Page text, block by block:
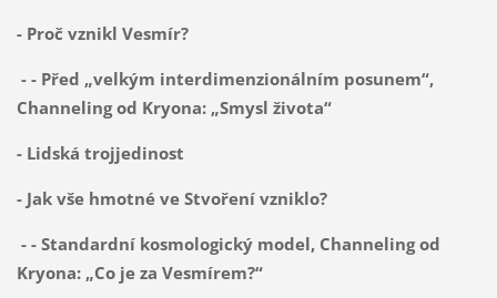
- Proč vznikl Vesmír?
- - Před „velkým interdimenzionálním posunem“,
Channeling od Kryona: „Smysl života“
- Lidská trojjedinost
- Jak vše hmotné ve Stvoření vzniklo?
- - Standardní kosmologický model, Channeling od
Kryona: „Co je za Vesmírem?“